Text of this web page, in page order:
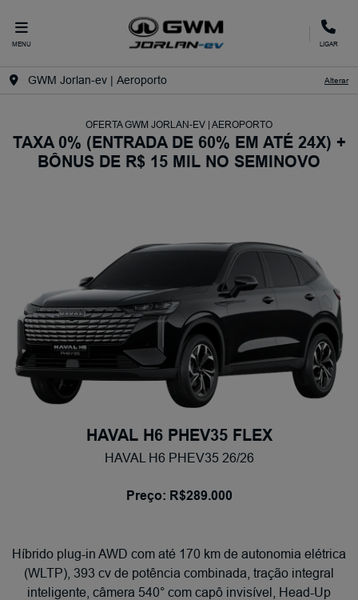
MENU LIGAR
GWM Jorlan-ev | Aeroporto Alterar
OFERTA GWM JORLAN-EV | AEROPORTO
TAXA 0% (ENTRADA DE 60% EM ATÉ 24X) +
BÔNUS DE R$ 15 MIL NO SEMINOVO
HAVAL H6 PHEV35 FLEX
HAVAL H6 PHEV35 26/26
Preço: R$289.000
Híbrido plug-in AWD com até 170 km de autonomia elétrica
(WLTP), 393 cv de potência combinada, tração integral
inteligente, câmera 540° com capô invisível, Head-Up